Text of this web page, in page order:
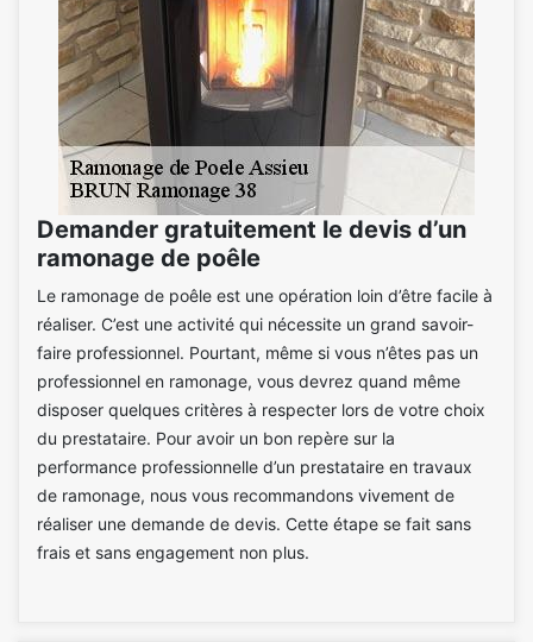
Demander gratuitement le devis d’un
ramonage de poêle
Le ramonage de poêle est une opération loin d’être facile à
réaliser. C’est une activité qui nécessite un grand savoir-
faire professionnel. Pourtant, même si vous n’êtes pas un
professionnel en ramonage, vous devrez quand même
disposer quelques critères à respecter lors de votre choix
du prestataire. Pour avoir un bon repère sur la
performance professionnelle d’un prestataire en travaux
de ramonage, nous vous recommandons vivement de
réaliser une demande de devis. Cette étape se fait sans
frais et sans engagement non plus.